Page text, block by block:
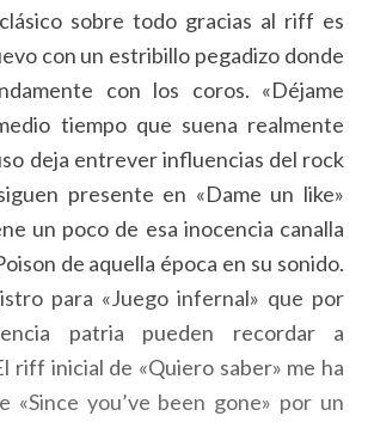
sobre todo gracias al riff es
con un estribillo pegadizo donde
con los coros. «Déjame
tiempo que suena realmente
deja entrever influencias del rock
presente en «Dame un like»
un poco de esa inocencia canalla
de aquella época en su sonido.
para «Juego infernal» que por
patria pueden recordar a
riff inicial de «Quiero saber» me ha
«Since you’ve been gone» por un